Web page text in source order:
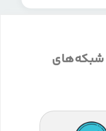
شبکه‌های